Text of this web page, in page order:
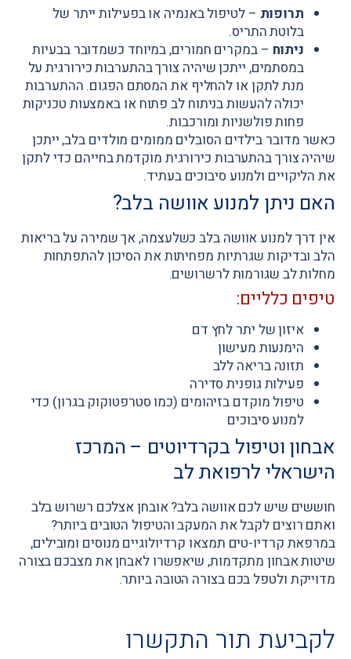
תרופות – לטיפול באנמיה או בפעילות ייתר של
בלוטת התריס.
ניתוח – במקרים חמורים, במיוחד כשמדובר בבעיות
במסתמים, ייתכן שיהיה צורך בהתערבות כירורגית על
מנת לתקן או להחליף את המסתם הפגום. ההתערבות
יכולה להעשות בניתוח לב פתוח או באמצעות טכניקות
פחות פולשניות ומורכבות.
כאשר מדובר בילדים הסובלים ממומים מולדים בלב, ייתכן
שיהיה צורך בהתערבות כירורגית מוקדמת בחייהם כדי לתקן
את הליקויים ולמנוע סיבוכים בעתיד.
האם ניתן למנוע אוושה בלב?
אין דרך למנוע אוושה בלב כשלעצמה, אך שמירה על בריאות
הלב ובדיקות שגרתיות מפחיתות את הסיכון להתפתחות
מחלות לב שגורמות לרשרושים.
טיפים כלליים:
איזון של יתר לחץ דם
הימנעות מעישון
תזונה בריאה ללב
פעילות גופנית סדירה
טיפול מוקדם בזיהומים (כמו סטרפטוקוק בגרון) כדי
למנוע סיבוכים
אבחון וטיפול בקרדיוטים – המרכז
הישראלי לרפואת לב
חוששים שיש לכם אוושה בלב? אובחן אצלכם רשרוש בלב
ואתם רוצים לקבל את המעקב והטיפול הטובים ביותר?
במרפאת קרדיו-טים תמצאו קרדיולוגיים מנוסים ומובילים,
שיטות אבחון מתקדמות, שיאפשרו לאבחן את מצבכם בצורה
מדוייקת ולטפל בכם בצורה הטובה ביותר.
לקביעת תור התקשרו